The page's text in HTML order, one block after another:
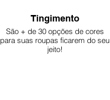
Tingimento
São + de 30 opções de cores
para suas roupas ficarem do seu
jeito!